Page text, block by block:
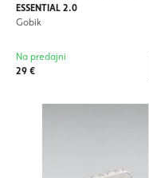
ESSENTIAL 2.0
Gobik
29 €
Na predajni